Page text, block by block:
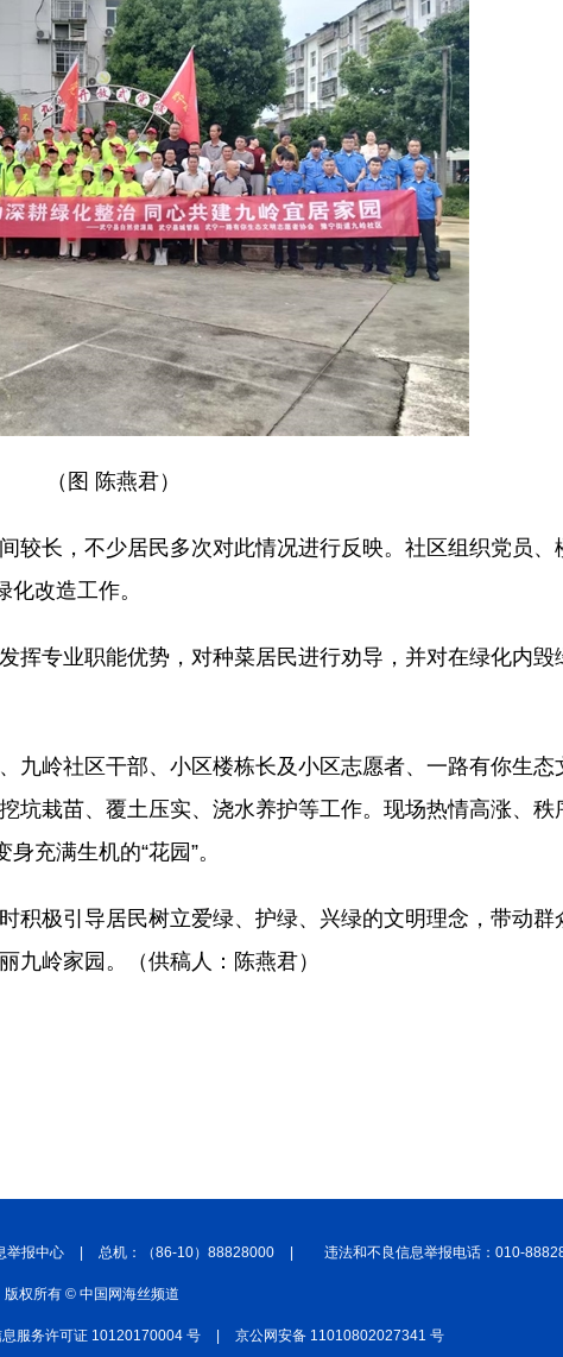
（图 陈燕君）
较长，不少居民多次对此情况进行反映。社区组织党员
改造工作。
挥专业职能优势，对种菜居民进行劝导，并对在绿化内
岭社区干部、小区楼栋长及小区志愿者、一路有你生态
坑栽苗、覆土压实、浇水养护等工作。现场热情高涨、
充满生机的“花园”。
积极引导居民树立爱绿、护绿、兴绿的文明理念，带动
九岭家园。（供稿人：陈燕君）
举报中心 总机：（86-10）88828000 违法和不良信息举报电话：010-
版权所有 © 中国网海丝频道
服务许可证 10120170004 号 京公网安备 11010802027341 号